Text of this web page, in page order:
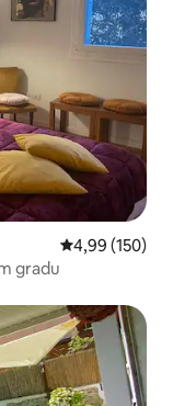
prosječna
4,99 (150)
gradu